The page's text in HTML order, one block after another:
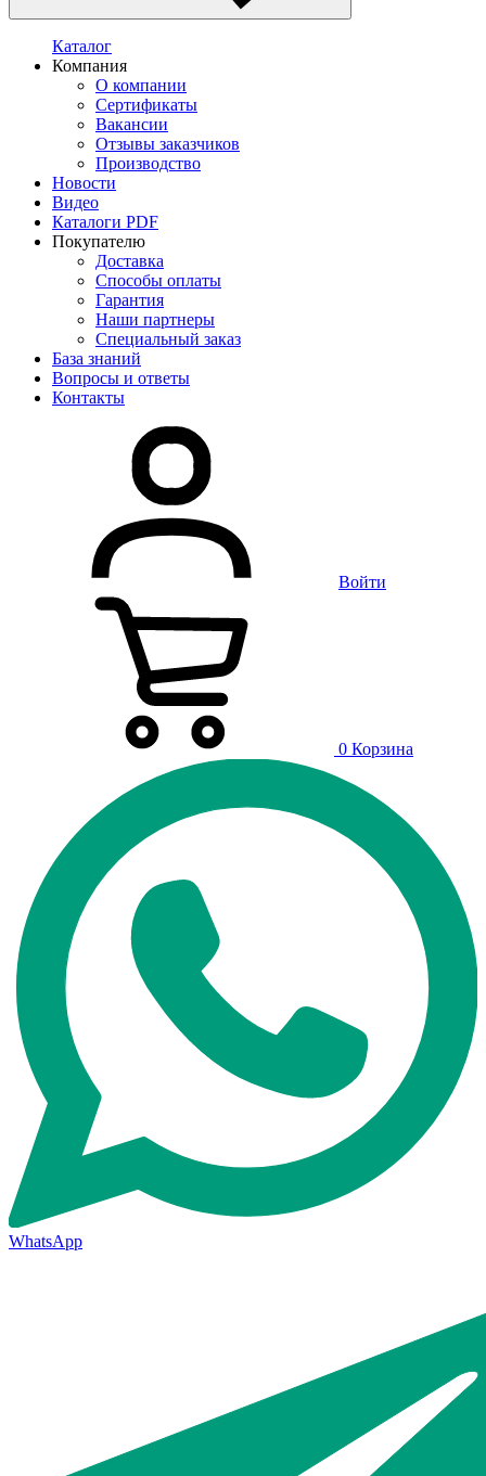
Каталог
Компания
О компании
Сертификаты
Вакансии
Отзывы заказчиков
Производство
Новости
Видео
Каталоги PDF
Покупателю
Доставка
Способы оплаты
Гарантия
Наши партнеры
Специальный заказ
База знаний
Вопросы и ответы
Контакты
Войти
0 Корзина
WhatsApp